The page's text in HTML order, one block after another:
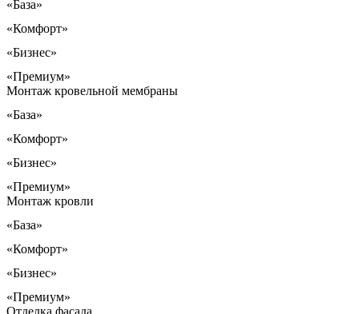
«База»
«Комфорт»
«Бизнес»
«Премиум»
Монтаж кровельной мембраны
«База»
«Комфорт»
«Бизнес»
«Премиум»
Монтаж кровли
«База»
«Комфорт»
«Бизнес»
«Премиум»